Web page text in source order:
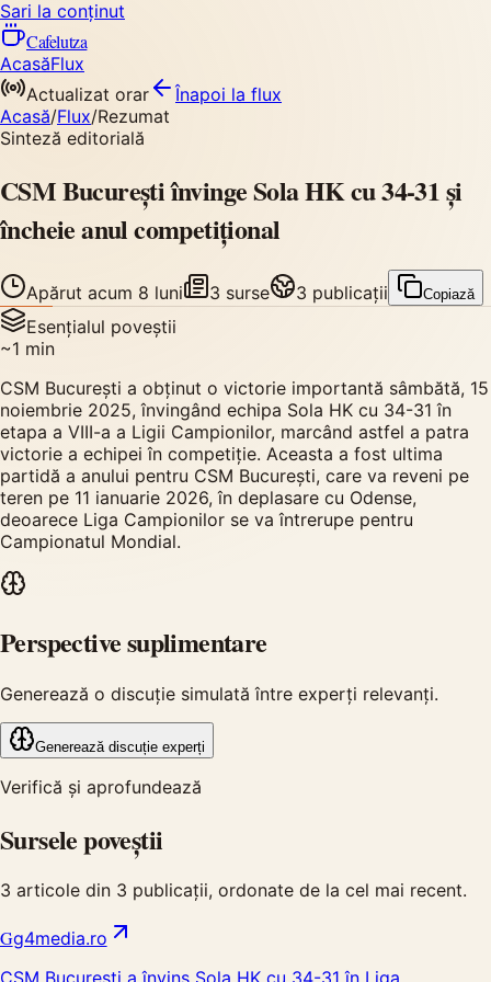
Sari la conținut
Cafelutza
AcasăFlux
Actualizat orar
Înapoi la flux
Acasă/Flux/Rezumat
Sinteză editorială
CSM București învinge Sola HK cu 34-31 și
încheie anul competițional
Apărut acum 8 luni 3 surse 3 publicații Copiază
Esențialul poveștii
~1 min
CSM București a obținut o victorie importantă sâmbătă, 15
noiembrie 2025, învingând echipa Sola HK cu 34-31 în
etapa a VIII-a a Ligii Campionilor, marcând astfel a patra
victorie a echipei în competiție. Aceasta a fost ultima
partidă a anului pentru CSM București, care va reveni pe
teren pe 11 ianuarie 2026, în deplasare cu Odense,
deoarece Liga Campionilor se va întrerupe pentru
Campionatul Mondial.
Perspective suplimentare
Generează o discuție simulată între experți relevanți.
Generează discuție experți
Verifică și aprofundează
Sursele poveștii
3 articole din 3 publicații, ordonate de la cel mai recent.
Gg4media.ro